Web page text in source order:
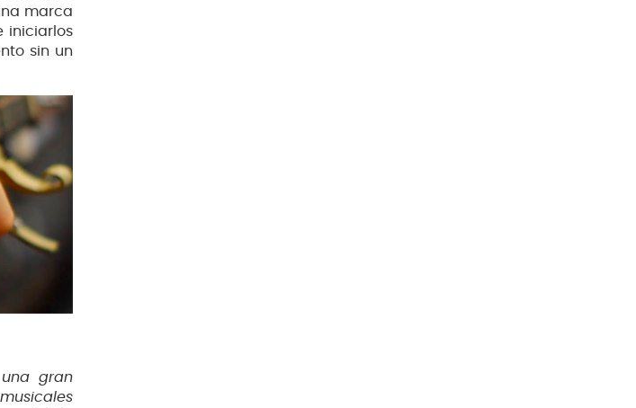
marca
iniciarlos
sin un
gran